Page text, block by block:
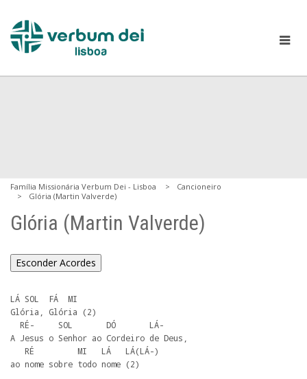
Família Missionária Verbum Dei - Lisboa
Cancioneiro
Glória (Martin Valverde)
Glória (Martin Valverde)
Esconder Acordes
LÁ SOL  FÁ  MI
Glória, Glória (2)
A Jesus o Senhor ao Cordeiro de Deus,
ao nome sobre todo nome (2)